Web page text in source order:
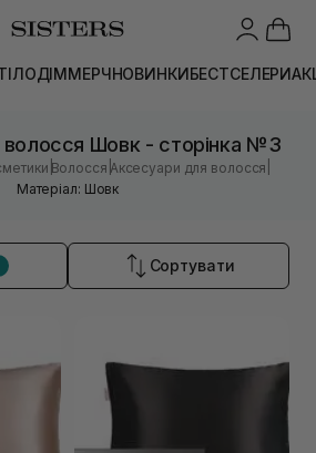
ДІММЕРЧНОВИНКИБЕСТСЕЛЕРИ
Шовк - сторінка №3
|Волосся |Аксесуари для волосся
Матеріал: Шовк
Сортувати